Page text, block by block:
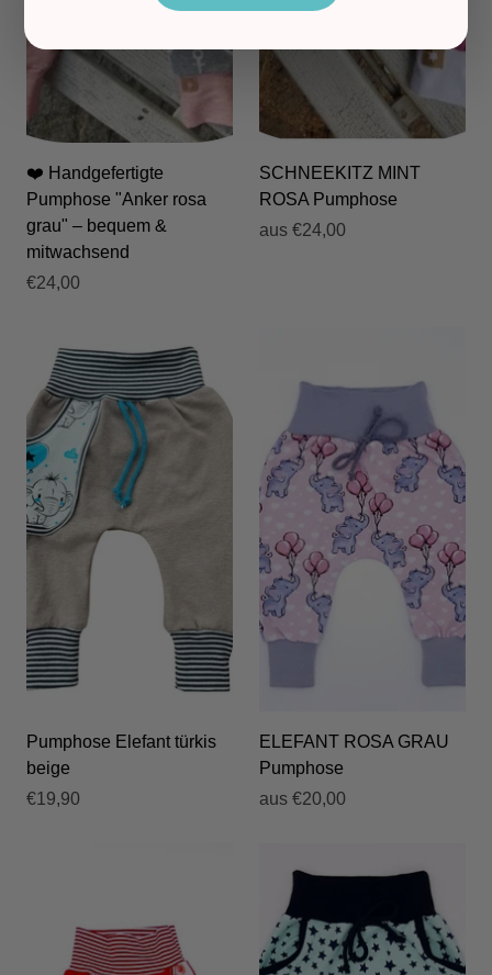
❤️ Handgefertigte
Pumphose "Anker rosa
grau" – bequem &
mitwachsend
€24,00
SCHNEEKITZ MINT
ROSA Pumphose
aus €24,00
Pumphose Elefant türkis
beige
€19,90
ELEFANT ROSA GRAU
Pumphose
aus €20,00